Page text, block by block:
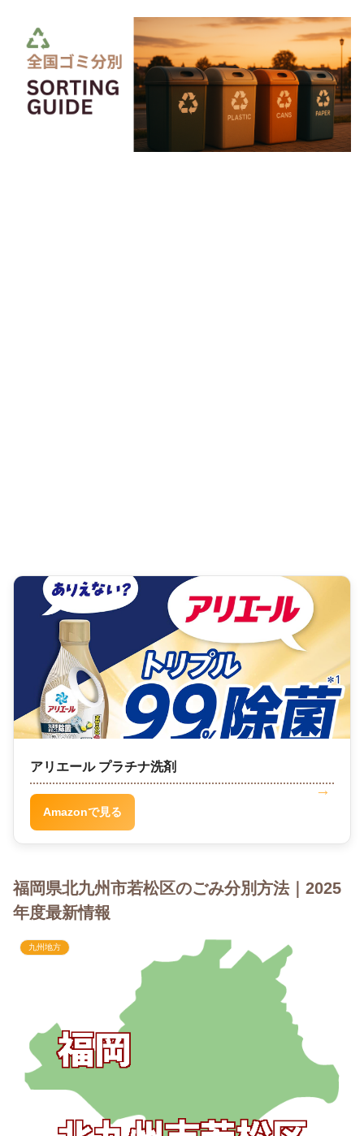
アリエール プラチナ洗剤
Amazonで見る
福岡県北九州市若松区のごみ分別方法｜2025
年度最新情報
九州地方